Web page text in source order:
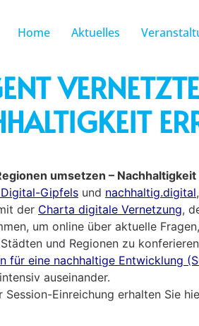
Home Aktuelles
umsetzen –
Gipfels und nachhaltig.digital
der Charta digitale Vernetzung,
um online über aktuelle
und Regionen zu
für eine nachhaltige Entwicklung
auseinander.
Einreichung erhalten Sie